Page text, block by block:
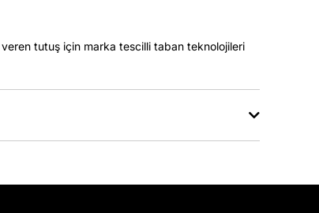
veren tutuş için marka tescilli taban teknolojileri